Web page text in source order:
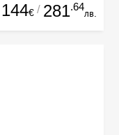
144€ / 281.64
лв.